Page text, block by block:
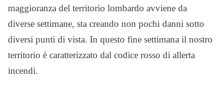
maggioranza del territorio lombardo avviene da
diverse settimane, sta creando non pochi danni sotto
diversi punti di vista. In questo fine settimana il nostro
territorio è caratterizzato dal codice rosso di allerta
incendi.